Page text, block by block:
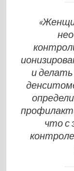
и делать
что с